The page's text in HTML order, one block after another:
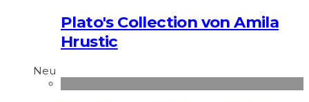
Plato's Collection von Amila
Hrustic
Neu